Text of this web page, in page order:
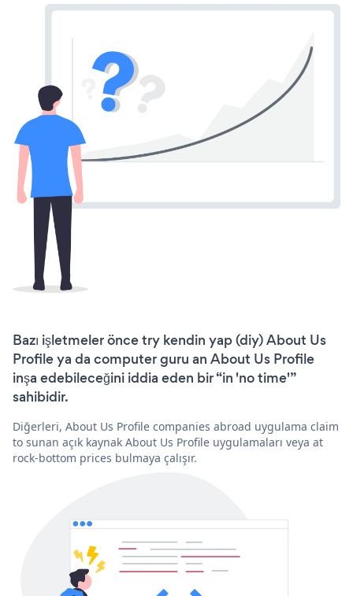
Bazı işletmeler önce try kendin yap (diy) About Us
Profile ya da computer guru an About Us Profile
inşa edebileceğini iddia eden bir “in 'no time'”
sahibidir.
Diğerleri, About Us Profile companies abroad uygulama claim
to sunan açık kaynak About Us Profile uygulamaları veya at
rock-bottom prices bulmaya çalışır.